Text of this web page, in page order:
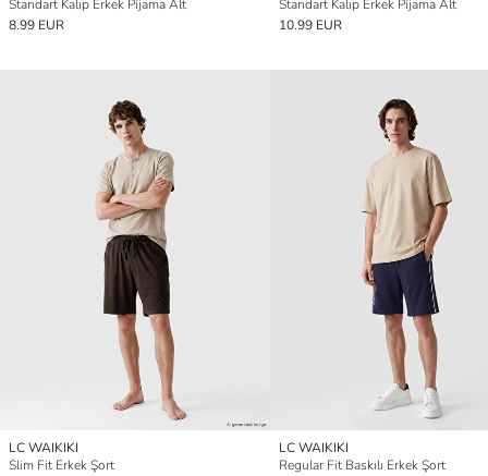
Standart Kalıp Erkek Pijama Alt
8.99 EUR
Standart Kalıp Erkek Pijama Alt
10.99 EUR
LC WAIKIKI
Slim Fit Erkek Şort
LC WAIKIKI
Regular Fit Baskılı Erkek Şort